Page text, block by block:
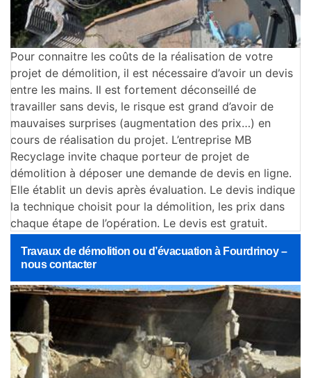
Pour connaitre les coûts de la réalisation de votre
projet de démolition, il est nécessaire d’avoir un devis
entre les mains. Il est fortement déconseillé de
travailler sans devis, le risque est grand d’avoir de
mauvaises surprises (augmentation des prix…) en
cours de réalisation du projet. L’entreprise MB
Recyclage invite chaque porteur de projet de
démolition à déposer une demande de devis en ligne.
Elle établit un devis après évaluation. Le devis indique
la technique choisit pour la démolition, les prix dans
chaque étape de l’opération. Le devis est gratuit.
Travaux de démolition ou d’évacuation à Fourdrinoy –
nous contacter